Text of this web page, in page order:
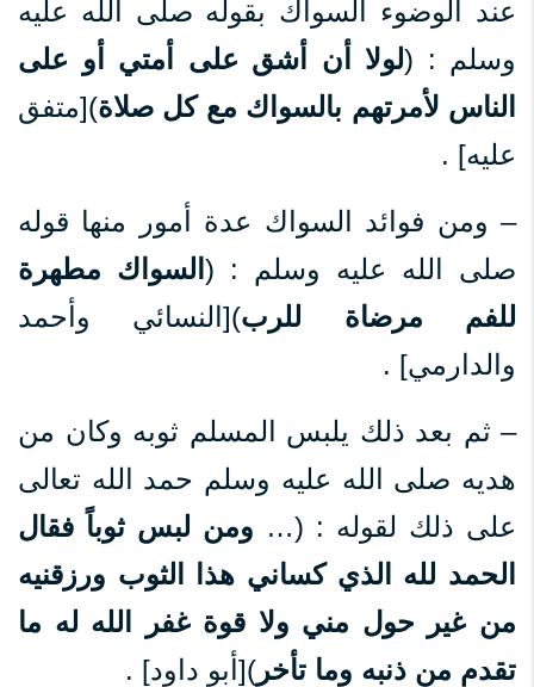
عند الوضوء السواك بقوله صلى الله عليه
وسلم : (لولا أن أشق على أمتي أو على
الناس لأمرتهم بالسواك مع كل صلاة)[متفق
عليه] .
– ومن فوائد السواك عدة أمور منها قوله
صلى الله عليه وسلم : ( السواك مطهرة
للفم مرضاة للرب)[النسائي وأحمد
والدارمي] .
– ثم بعد ذلك يلبس المسلم ثوبه وكان من
هديه صلى الله عليه وسلم حمد الله تعالى
على ذلك لقوله : (… ومن لبس ثوباً فقال
الحمد لله الذي كساني هذا الثوب ورزقنيه
من غير حول مني ولا قوة غفر الله له ما
تقدم من ذنبه وما تأخر )[أبو داود] .